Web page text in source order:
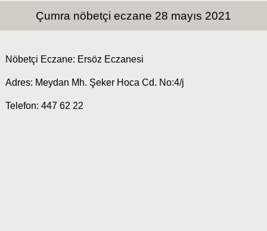
Çumra nöbetçi eczane 28 mayıs 2021
Nöbetçi Eczane: Ersöz Eczanesi
Adres: Meydan Mh. Şeker Hoca Cd. No:4/j
Telefon: 447 62 22